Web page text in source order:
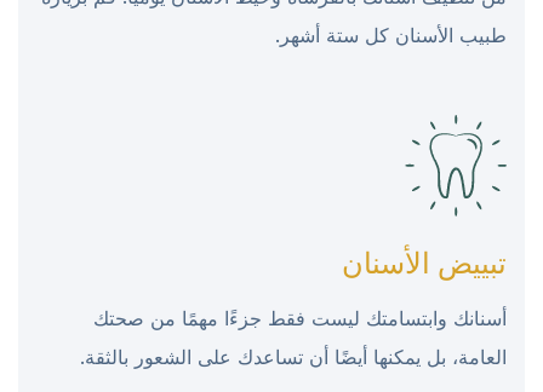
طبيب الأسنان كل ستة أشهر.
تبييض الأسنان
أسنانك وابتسامتك ليست فقط جزءًا مهمًا من صحتك
العامة، بل يمكنها أيضًا أن تساعدك على الشعور بالثقة.